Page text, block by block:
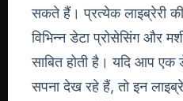
सकते हैं। प्रत्येक लाइब्रेरी
विभिन्न डेटा प्रोसेसिंग और
साबित होती है। यदि आप एक
सपना देख रहे हैं, तो इन